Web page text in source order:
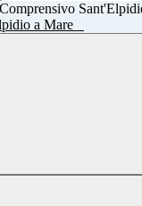
a Mare